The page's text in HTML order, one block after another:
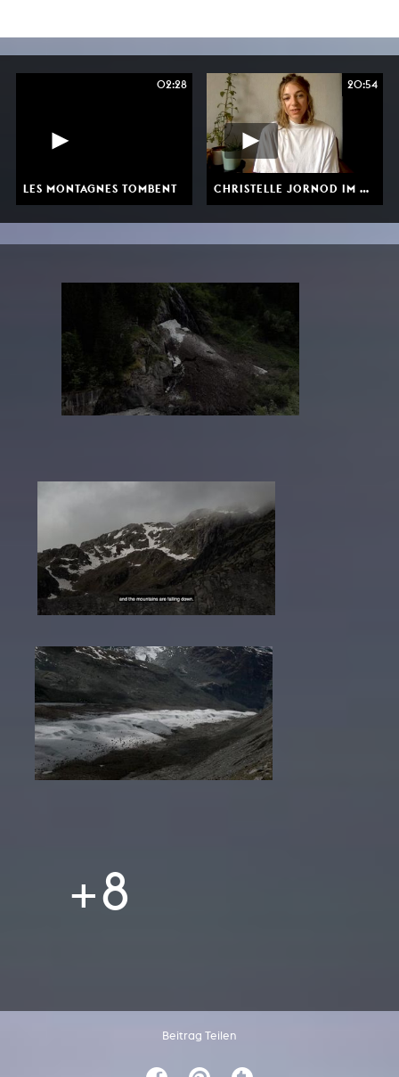
02:28
LES MONTAGNES TOMBENT
20:54
CHRISTELLE JORNOD IM GESPRÄCH MIT PROF. MATTHIAS MÜLLER ÜBER IHREN DIPLOMFILM „LES MONTAGNES TOMBENT”
+8
Beitrag Teilen